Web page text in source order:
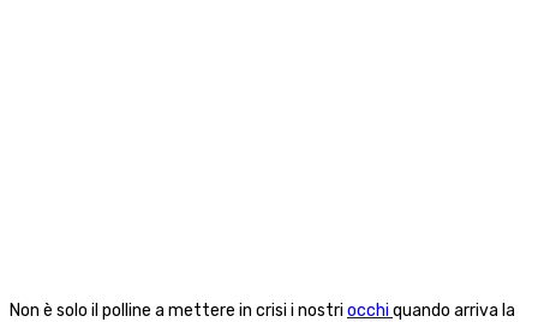
Non è solo il polline a mettere in crisi i nostri occhi quando arriva la